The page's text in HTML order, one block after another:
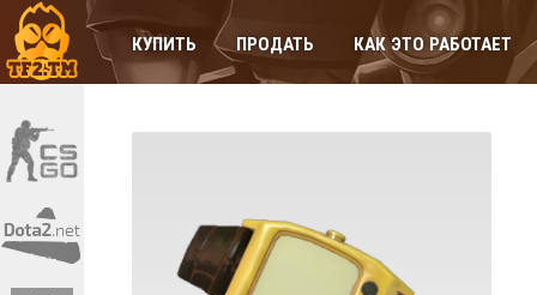
КУПИТЬ ПРОДАТЬ КАК ЭТО РАБОТАЕТ